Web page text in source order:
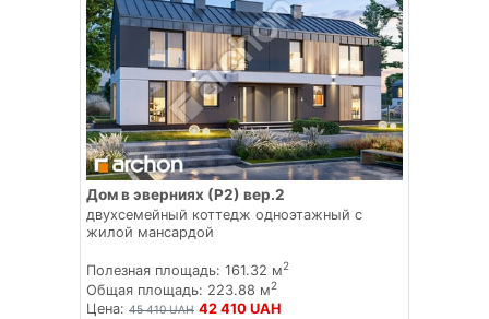
Дом в эверниях (Р2) вер.2
двухсемейный коттедж одноэтажный с
жилой мансардой
Полезная площадь: 161.32 м2
Общая площадь: 223.88 м2
Цена: 45 410 UAH 42 410 UAH